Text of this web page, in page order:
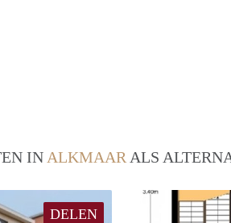
IN ALKMAAR ALS
DELEN